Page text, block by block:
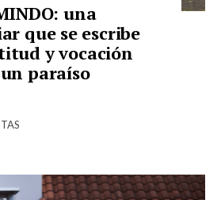
una
que se escribe
y vocación
paraíso